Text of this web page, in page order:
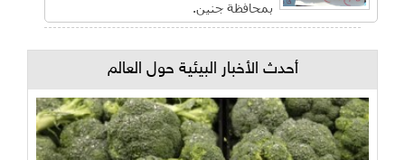
بمحافظة جنين.
أحدث الأخبار البيئية حول العالم